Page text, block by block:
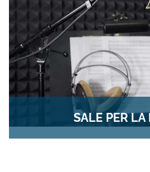
SALE PER